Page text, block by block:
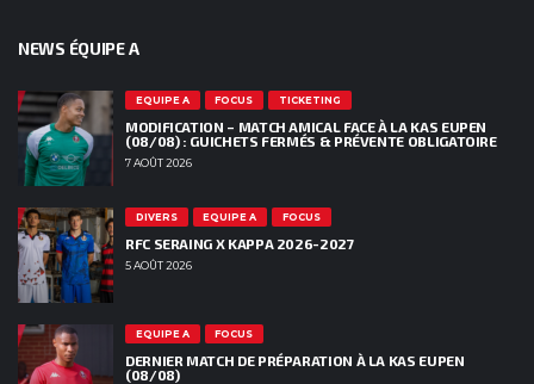
NEWS ÉQUIPE A
EQUIPE A FOCUS TICKETING
MODIFICATION – MATCH AMICAL FACE À LA KAS EUPEN
(08/08) : GUICHETS FERMÉS & PRÉVENTE OBLIGATOIRE
7 AOÛT 2026
DIVERS EQUIPE A FOCUS
RFC SERAING X KAPPA 2026-2027
5 AOÛT 2026
EQUIPE A FOCUS
DERNIER MATCH DE PRÉPARATION À LA KAS EUPEN
(08/08)